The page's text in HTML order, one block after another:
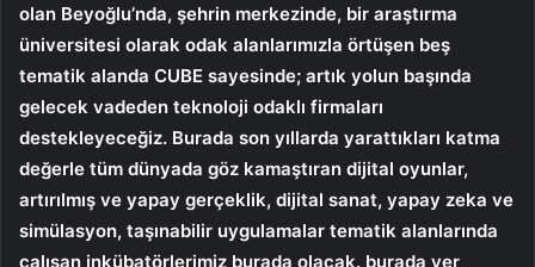
olan Beyoğlu’nda, şehrin merkezinde, bir araştırma
üniversitesi olarak odak alanlarımızla örtüşen beş
tematik alanda CUBE sayesinde; artık yolun başında
gelecek vadeden teknoloji odaklı firmaları
destekleyeceğiz. Burada son yıllarda yarattıkları katma
değerle tüm dünyada göz kamaştıran dijital oyunlar,
artırılmış ve yapay gerçeklik, dijital sanat, yapay zeka ve
simülasyon, taşınabilir uygulamalar tematik alanlarında
çalışan inkübatörlerimiz burada olacak. burada yer